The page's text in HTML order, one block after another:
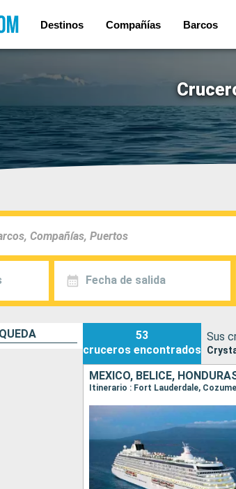
Destinos Compañías Barcos
Fecha de salida
53
cruceros encontrados
Sus
MÉXICO, BELICE,
Itinerario : Fort Lauderdale,